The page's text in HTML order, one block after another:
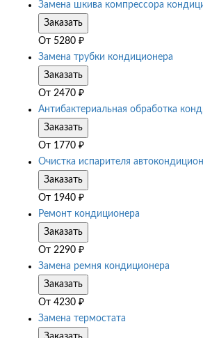
Замена шкива компрессора
Заказать
От 5280 ₽
Замена трубки кондиционера
Заказать
От 2470 ₽
Антибактериальная обработка
Заказать
От 1770 ₽
Очистка испарителя
Заказать
От 1940 ₽
Ремонт кондиционера
Заказать
От 2290 ₽
Замена ремня кондиционера
Заказать
От 4230 ₽
Замена термостата